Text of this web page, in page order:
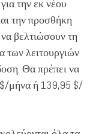
την εκ νέου
την προσθήκη
βελτιώσουν τη
λειτουργιών
Θα πρέπει να
$/μήνα ή 139,95 $/